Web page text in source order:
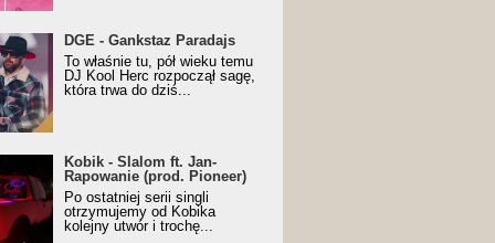
z nagrodą za
Trueschoolowy
Roku (Popkillery 2023)
DGE - Gankstaz Paradajs
To właśnie tu, pół wieku temu
DJ Kool Herc rozpoczął sagę,
która trwa do dziś...
- Slalom ft. Jan-
(prod. Pioneer)
Music Visualiser]
Kobik - Slalom ft. Jan-
Rapowanie (prod. Pioneer)
Po ostatniej serii singli
otrzymujemy od Kobika
kolejny utwór i trochę...